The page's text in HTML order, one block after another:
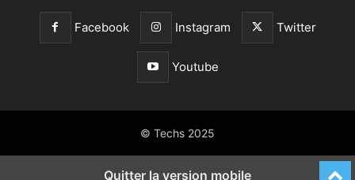
Facebook Instagram Twitter
Youtube
© Techs 2025
Quitter la version mobile